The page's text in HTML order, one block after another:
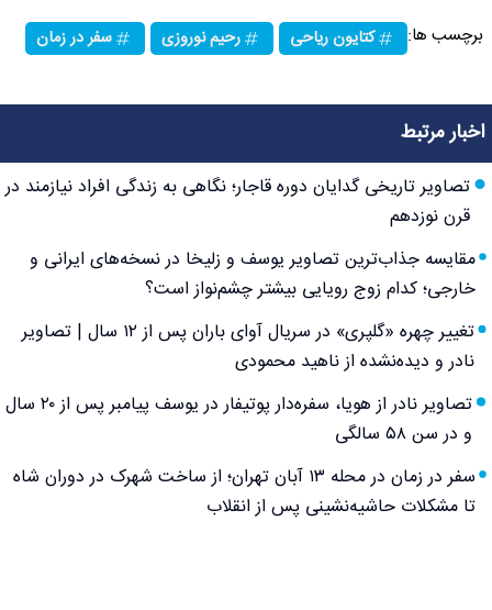
برچسب ها: کتایون ریاحی رحیم نوروزی سفر در زمان
اخبار مرتبط
تصاویر تاریخی گدایان دوره قاجار؛ نگاهی به زندگی افراد نیازمند در
قرن نوزدهم
مقایسه جذاب‌ترین تصاویر یوسف و زلیخا در نسخه‌های ایرانی و
خارجی؛ کدام زوج رویایی بیشتر چشم‌نواز است؟
تغییر چهره «گلپری» در سریال آوای باران پس از ۱۲ سال | تصاویر
نادر و دیده‌نشده از ناهید محمودی
تصاویر نادر از هویا، سفره‌دار پوتیفار در یوسف پیامبر پس از ۲۰ سال
و در سن ۵۸ سالگی
سفر در زمان در محله ۱۳ آبان تهران؛ از ساخت شهرک در دوران شاه
تا مشکلات حاشیه‌نشینی پس از انقلاب